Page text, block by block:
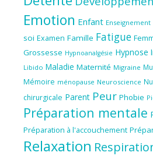
Emotion Enfant Enseignement
soi Examen Famille Fatigue
Grossesse Hypnoanalgésie Hypnose
Libido Maladie Maternité Migraine
Mémoire ménopause Neuroscience
chirurgicale Parent Peur Phobie
Préparation mentale
Préparation à l'accouchement
Relaxation